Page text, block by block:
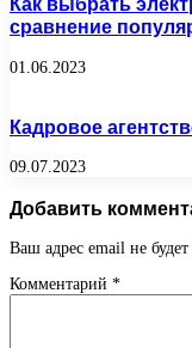
сравнение
01.06.2023
Кадровое
09.07.2023
Добавить
Ваш адрес email не
Комментарий *